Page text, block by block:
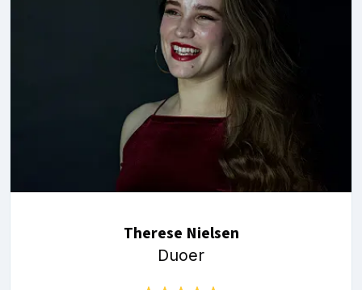
Therese Nielsen
Duoer